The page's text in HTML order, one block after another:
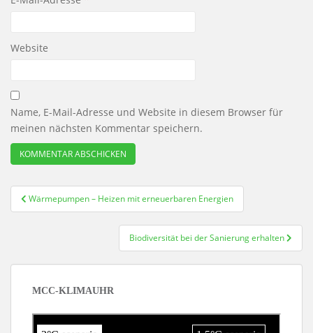
Website
Name, E-Mail-Adresse und Website in diesem Browser für
meinen nächsten Kommentar speichern.
Beitragsnavigation
Wärmepumpen – Heizen mit erneuerbaren Energien
Biodiversität bei der Sanierung erhalten
MCC-KLIMAUHR